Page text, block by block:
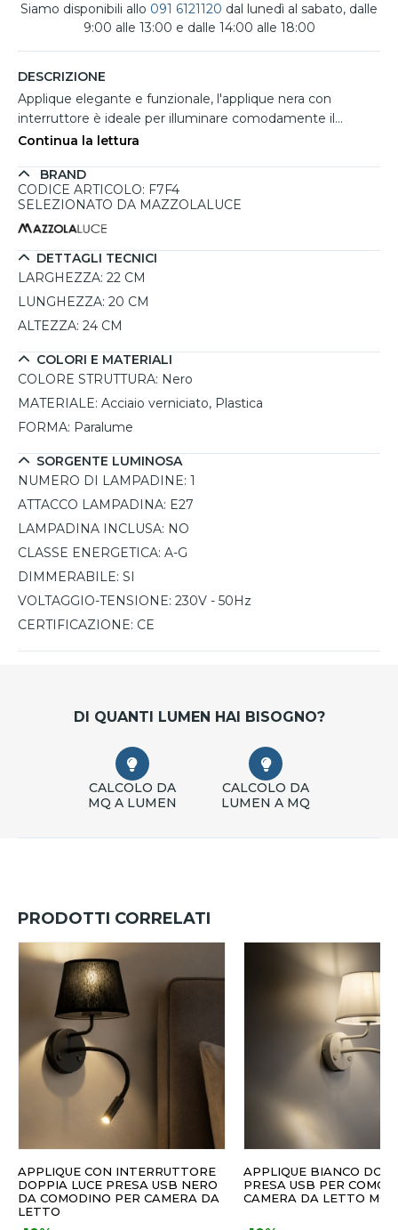
Siamo disponibili allo 091 6121120 dal lunedì al sabato, dalle
9:00 alle 13:00 e dalle 14:00 alle 18:00
DESCRIZIONE
Applique elegante e funzionale, l'applique nera con
interruttore è ideale per illuminare comodamente il
comodino in camera da letto. Realizzata in acciaio
tessuto che emana una luce calda e accogliente, perfetta
per creare un'atmosfera rilassante. Questa lampada da
consentendo di accendere e spegnere la luce senza
alzarsi dal letto. Con un design minimalista, si inserisce
armoniosamente in vari stili d'arredo. Non include la
lampadina, permettendo di scegliere liberamente la
Continua la lettura
BRAND
CODICE ARTICOLO: F7F4
SELEZIONATO DA MAZZOLALUCE
DETTAGLI TECNICI
LARGHEZZA: 22 CM
LUNGHEZZA: 20 CM
ALTEZZA: 24 CM
COLORI E MATERIALI
COLORE STRUTTURA: Nero
MATERIALE: Acciaio verniciato, Plastica
FORMA: Paralume
SORGENTE LUMINOSA
NUMERO DI LAMPADINE: 1
ATTACCO LAMPADINA: E27
LAMPADINA INCLUSA: NO
CLASSE ENERGETICA: A-G
DIMMERABILE: SI
VOLTAGGIO-TENSIONE: 230V - 50Hz
CERTIFICAZIONE: CE
DI QUANTI LUMEN HAI BISOGNO?
CALCOLO DA
MQ A LUMEN
CALCOLO DA
LUMEN A MQ
PRODOTTI CORRELATI
APPLIQUE CON INTERRUTTORE
DOPPIA LUCE PRESA USB NERO
DA COMODINO PER CAMERA DA
LETTO
APPLIQUE BIANCO
PRESA USB PER
CAMERA DA LETTO